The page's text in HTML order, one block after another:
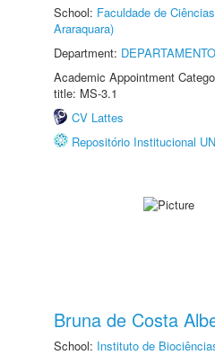
School: Faculdade de
Araraquara)
Department:
Academic Appointment
title: MS-3.1
CV Lattes
Repositório Institucional
Bruna de Costa
School: Instituto de